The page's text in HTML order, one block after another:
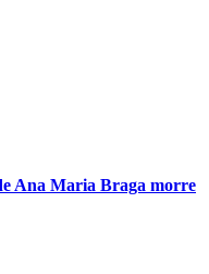
Ana Maria Braga morre